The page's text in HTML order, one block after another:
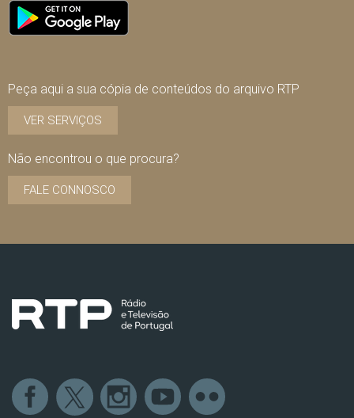
Peça aqui a sua cópia de conteúdos do arquivo RTP
VER SERVIÇOS
Não encontrou o que procura?
FALE CONNOSCO